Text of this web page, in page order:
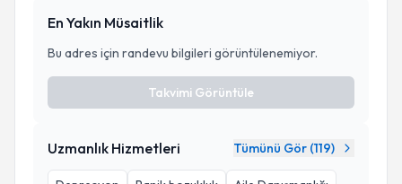
En Yakın Müsaitlik
Bu adres için randevu bilgileri görüntülenemiyor.
Takvimi Görüntüle
Uzmanlık Hizmetleri Tümünü Gör (119)